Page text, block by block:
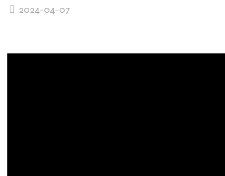
2024-04-07